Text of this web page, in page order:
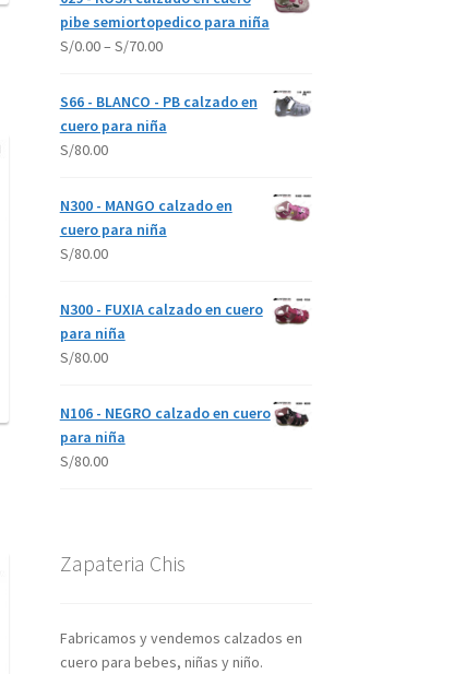
pibe semiortopedico para niña
S/0.00– S/70.00
S66 - BLANCO - PB calzado en
cuero para niña
S/80.00
N300 - MANGO calzado en
cuero para niña
S/80.00
N300 - FUXIA calzado en cuero
para niña
S/80.00
N106 - NEGRO calzado en cuero
para niña
S/80.00
Zapateria Chis
Fabricamos y vendemos calzados en
cuero para bebes, niñas y niño.